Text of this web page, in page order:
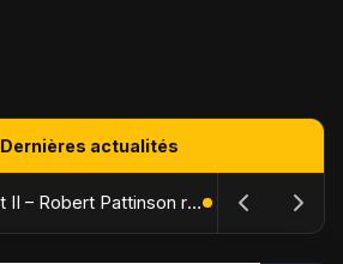
Dernières actualités
The Batman : Part II – Robert Pattinson replonge dans les ténèbres de Gotham dès octobre 2027